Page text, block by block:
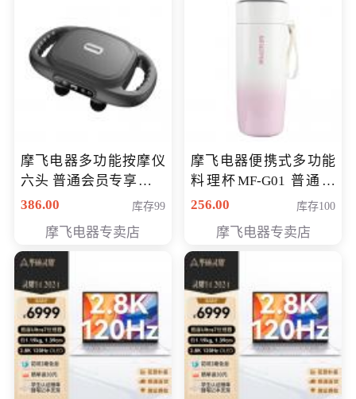
摩飞电器多功能按摩仪
六头 普通会员专享价格
199元
386.00 库存99
摩飞电器专卖店
摩飞电器便携式多功能
料理杯MF-G01 普通会
员专享价格128元
256.00 库存100
摩飞电器专卖店